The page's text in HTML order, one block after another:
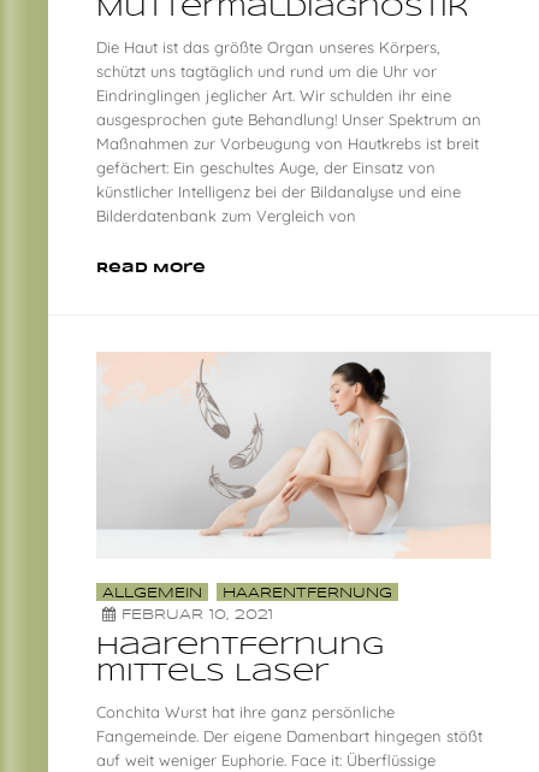
Muttermaldiagnostik
Die Haut ist das größte Organ unseres Körpers,
schützt uns tagtäglich und rund um die Uhr vor
Eindringlingen jeglicher Art. Wir schulden ihr eine
ausgesprochen gute Behandlung! Unser Spektrum an
Maßnahmen zur Vorbeugung von Hautkrebs ist breit
gefächert: Ein geschultes Auge, der Einsatz von
künstlicher Intelligenz bei der Bildanalyse und eine
Bilderdatenbank zum Vergleich von
Read More
ALLGEMEIN
HAARENTFERNUNG
FEBRUAR 10, 2021
Haarentfernung
mittels Laser
Conchita Wurst hat ihre ganz persönliche
Fangemeinde. Der eigene Damenbart hingegen stößt
auf weit weniger Euphorie. Face it: Überflüssige